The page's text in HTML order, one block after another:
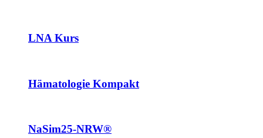
LNA Kurs
Hämatologie Kompakt
NaSim25-NRW®